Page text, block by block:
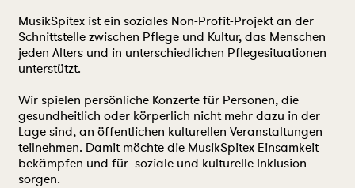
MusikSpitex ist ein soziales Non-Profit-Projekt an der
Schnittstelle zwischen Pflege und Kultur, das Menschen
jeden Alters und in unterschiedlichen Pflegesituationen
unterstützt.
Wir spielen persönliche Konzerte für Personen, die
gesundheitlich oder körperlich nicht mehr dazu in der
Lage sind, an öffentlichen kulturellen Veranstaltungen
teilnehmen. Damit möchte die MusikSpitex Einsamkeit
bekämpfen und für soziale und kulturelle Inklusion
sorgen.